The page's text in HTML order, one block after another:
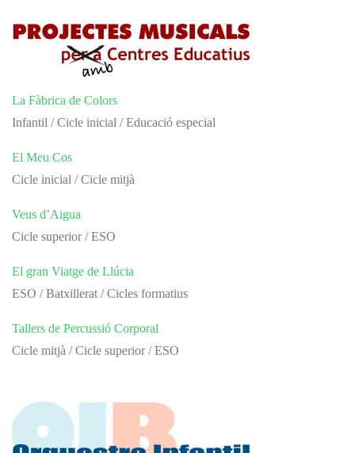
La Fàbrica de Colors
Infantil / Cicle inicial / Educació especial
El Meu Cos
Cicle inicial / Cicle mitjà
Veus d’Aigua
Cicle superior / ESO
El gran Viatge de Llúcia
ESO / Batxillerat / Cicles formatius
Tallers de Percussió Corporal
Cicle mitjà / Cicle superior / ESO